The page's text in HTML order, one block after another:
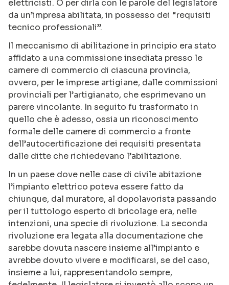
elettricisti. O per dirla con le parole del legislatore
da un’impresa abilitata, in possesso dei “requisiti
tecnico professionali”.
Il meccanismo di abilitazione in principio era stato
affidato a una commissione insediata presso le
camere di commercio di ciascuna provincia,
ovvero, per le imprese artigiane, dalle commissioni
provinciali per l’artigianato, che esprimevano un
parere vincolante. In seguito fu trasformato in
quello che è adesso, ossia un riconoscimento
formale delle camere di commercio a fronte
dell’autocertificazione dei requisiti presentata
dalle ditte che richiedevano l’abilitazione.
In un paese dove nelle case di civile abitazione
l’impianto elettrico poteva essere fatto da
chiunque, dal muratore, al dopolavorista passando
per il tuttologo esperto di bricolage era, nelle
intenzioni, una specie di rivoluzione. La seconda
rivoluzione era legata alla documentazione che
sarebbe dovuta nascere insieme all’impianto e
avrebbe dovuto vivere e modificarsi, se del caso,
insieme a lui, rappresentandolo sempre,